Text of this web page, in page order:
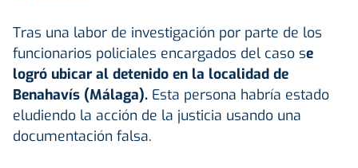
Tras una labor de investigación por parte de los
funcionarios policiales encargados del caso se
logró ubicar al detenido en la localidad de
Benahavís (Málaga). Esta persona habría estado
eludiendo la acción de la justicia usando una
documentación falsa.